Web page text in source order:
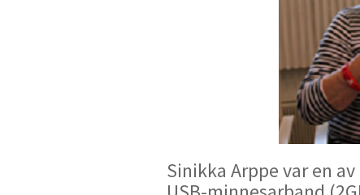
Sinikka Arppe var en